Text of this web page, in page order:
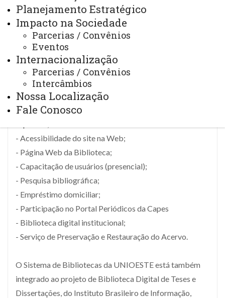
Planejamento Estratégico
Impacto na Sociedade
Parcerias / Convênios
Eventos
Internacionalização
Parcerias / Convênios
Intercâmbios
Nossa Localização
Fale Conosco
*Convênios, compartilhamento);
- Comutação Bibliográfica;
- Orientação e normalização de trabalhos acadêmicos;
- Reserva da bibliografia usada nos cursos;
- Horário de funcionamento diário ininterrupto;
- Livre acesso ao acervo, possibilitando ao usuário o
manuseio das obras;
- Acessibilidade para portadores de necessidades
- Acessibilidade do site na Web;
- Página Web da Biblioteca;
- Capacitação de usuários (presencial);
- Pesquisa bibliográfica;
- Empréstimo domiciliar;
- Participação no Portal Periódicos da Capes
- Biblioteca digital institucional;
- Serviço de Preservação e Restauração do Acervo.
O Sistema de Bibliotecas da UNIOESTE está também
integrado ao projeto de Biblioteca Digital de Teses e
Dissertações, do Instituto Brasileiro de Informação,